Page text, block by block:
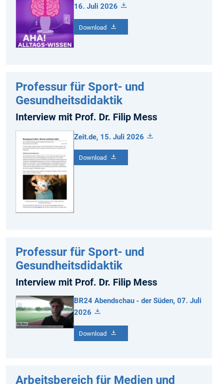
16. Juli 2026
Download
Professur für Sport- und
Gesundheitsdidaktik
Interview mit Prof. Dr. Filip Mess
Zeit.de, 15. Juli 2026
Download
Professur für Sport- und
Gesundheitsdidaktik
Interview mit Prof. Dr. Filip Mess
BR24 Abendschau - der Süden, 07. Juli
2026
Download
Arbeitsbereich für Medien und